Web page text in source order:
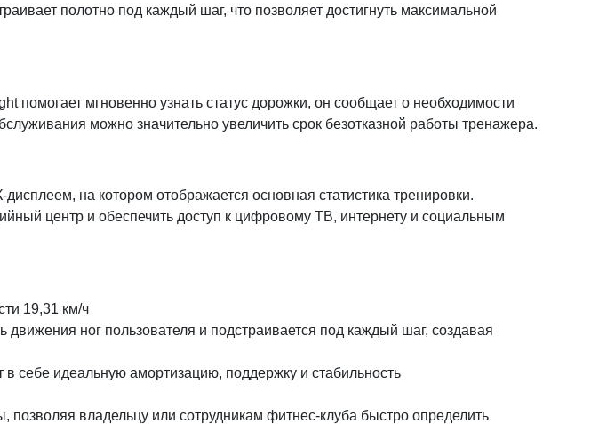
полотно под каждый шаг, что позволяет достигнуть максимальной
помогает мгновенно узнать статус дорожки, он сообщает о необходимости
можно значительно увеличить срок безотказной работы тренажера.
на котором отображается основная статистика тренировки.
центр и обеспечить доступ к цифровому ТВ, интернету и социальным
19,31 км/ч
ног пользователя и подстраивается под каждый шаг, создавая
в себе идеальную амортизацию, поддержку и стабильность
владельцу или сотрудникам фитнес-клуба быстро определить